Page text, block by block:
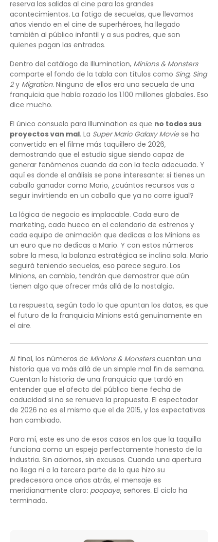
reserva las salidas al cine para los grandes
acontecimientos. La fatiga de secuelas, que llevamos
años viendo en el cine de superhéroes, ha llegado
también al público infantil y a sus padres, que son
quienes pagan las entradas.
Dentro del catálogo de Illumination, Minions & Monsters
comparte el fondo de la tabla con títulos como Sing, Sing
2y Migration. Ninguno de ellos era una secuela de una
franquicia que había rozado los 1.100 millones globales. Eso
dice mucho.
El único consuelo para Illumination es que no todos sus
proyectos van mal. La Super Mario Galaxy Moviese ha
convertido en el filme más taquillero de 2026,
demostrando que el estudio sigue siendo capaz de
generar fenómenos cuando da con la tecla adecuada. Y
aquí es donde el análisis se pone interesante: si tienes un
caballo ganador como Mario, ¿cuántos recursos vas a
seguir invirtiendo en un caballo que ya no corre igual?
La lógica de negocio es implacable. Cada euro de
marketing, cada hueco en el calendario de estrenos y
cada equipo de animación que dedicas a los Minions es
un euro que no dedicas a Mario. Y con estos números
sobre la mesa, la balanza estratégica se inclina sola. Mario
seguirá teniendo secuelas, eso parece seguro. Los
Minions, en cambio, tendrán que demostrar que aún
tienen algo que ofrecer más allá de la nostalgia.
La respuesta, según todo lo que apuntan los datos, es que
el futuro de la franquicia Minions está genuinamente en
el aire.
Al final, los números de Minions & Monsterscuentan una
historia que va más allá de un simple mal fin de semana.
Cuentan la historia de una franquicia que tardó en
entender que el afecto del público tiene fecha de
caducidad si no se renueva la propuesta. El espectador
de 2026 no es el mismo que el de 2015, y las expectativas
han cambiado.
Para mí, este es uno de esos casos en los que la taquilla
funciona como un espejo perfectamente honesto de la
industria. Sin adornos, sin excusas. Cuando una apertura
no llega ni a la tercera parte de lo que hizo su
predecesora once años atrás, el mensaje es
meridianamente claro: poopaye, señores. El ciclo ha
terminado.